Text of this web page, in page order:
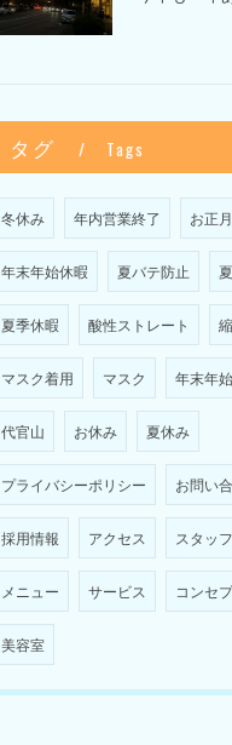
タグ Tags
冬休み 年内営業終了 お正
年末年始休暇 夏バテ防止
夏季休暇 酸性ストレート
マスク着用 マスク 年末年始
代官山 お休み 夏休み
プライバシーポリシー お問い
採用情報 アクセス スタッフ
メニュー サービス コンセ
美容室